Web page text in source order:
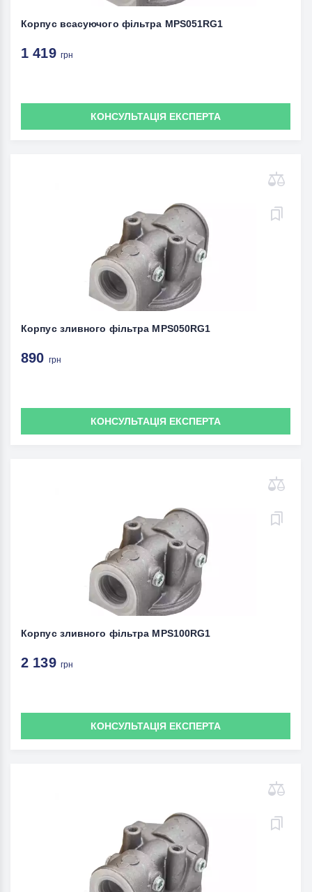
Корпус всасуючого фільтра MPS051RG1
1 419 грн
КОНСУЛЬТАЦІЯ ЕКСПЕРТА
Корпус зливного фільтра MPS050RG1
890 грн
КОНСУЛЬТАЦІЯ ЕКСПЕРТА
Корпус зливного фільтра MPS100RG1
2 139 грн
КОНСУЛЬТАЦІЯ ЕКСПЕРТА